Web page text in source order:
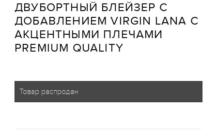
ДВУБОРТНЫЙ БЛЕЙЗЕР С
ДОБАВЛЕНИЕМ VIRGIN LANA С
АКЦЕНТНЫМИ ПЛЕЧАМИ
PREMIUM QUALITY
Товар распродан